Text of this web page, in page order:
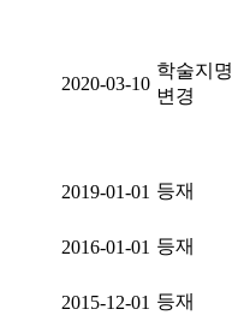
2020-03-10
학술지명
변경
2019-01-01 등재
2016-01-01 등재
2015-12-01 등재